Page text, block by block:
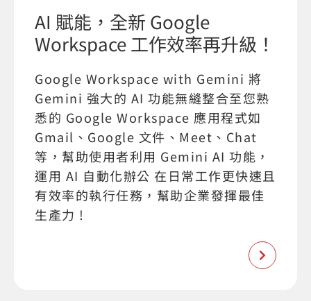
AI 賦能，全新 Google
Workspace 工作效率再升級！
Google Workspace with Gemini 將
Gemini 強大的 AI 功能無縫整合至您熟
悉的 Google Workspace 應用程式如
Gmail、Google 文件、Meet、Chat
等，幫助使用者利用 Gemini AI 功能，
運用 AI 自動化辦公 在日常工作更快速且
有效率的執行任務，幫助企業發揮最佳
生產力 !